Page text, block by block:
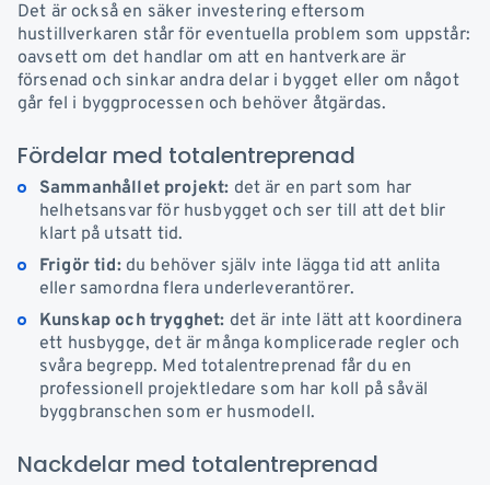
Det är också en säker investering eftersom
hustillverkaren står för eventuella problem som uppstår:
oavsett om det handlar om att en hantverkare är
försenad och sinkar andra delar i bygget eller om något
går fel i byggprocessen och behöver åtgärdas.
Fördelar med totalentreprenad
Sammanhållet projekt: det är en part som har
helhetsansvar för husbygget och ser till att det blir
klart på utsatt tid.
Frigör tid:du behöver själv inte lägga tid att anlita
eller samordna flera underleverantörer.
Kunskap och trygghet: det är inte lätt att koordinera
ett husbygge, det är många komplicerade regler och
svåra begrepp. Med totalentreprenad får du en
professionell projektledare som har koll på såväl
byggbranschen som er husmodell.
Nackdelar med totalentreprenad